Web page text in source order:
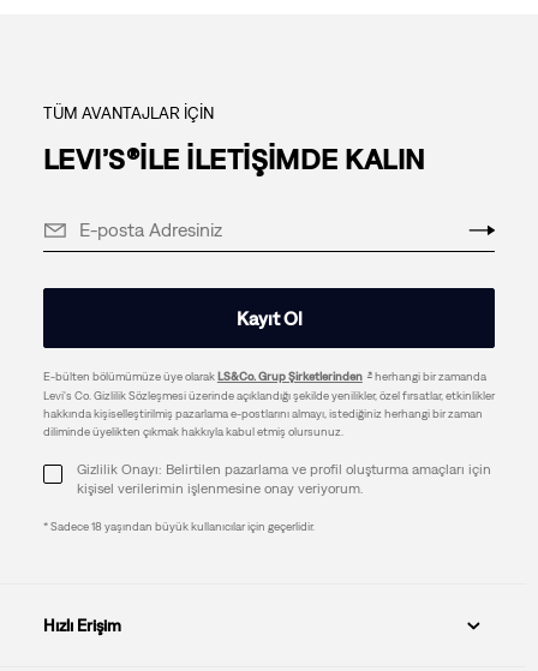
TÜM AVANTAJLAR İÇİN
LEVI’S®İLE İLETİŞİMDE KALIN
Kayıt Ol
E-bülten bölümümüze üye olarakLS&Co. Grup Şirketlerinden
herhangi bir zamanda
Levi's Co. Gizlilik Sözleşmesi üzerinde açıklandığı şekilde yenilikler, özel fırsatlar, etkinlikler
hakkında kişiselleştirilmiş pazarlama e-postlarını almayı, istediğiniz herhangi bir zaman
diliminde üyelikten çıkmak hakkıyla kabul etmiş olursunuz.
Gizlilik Onayı: Belirtilen pazarlama ve profil oluşturma amaçları için
kişisel verilerimin işlenmesine onay veriyorum.
* Sadece 18 yaşından büyük kullanıcılar için geçerlidir.
Hızlı Erişim